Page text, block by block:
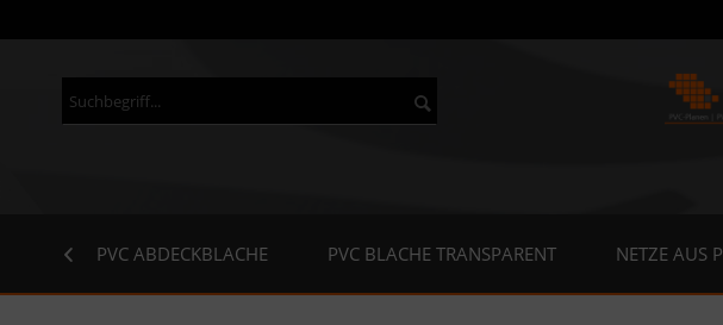
PVC ABDECKBLACHE PVC BLACHE TRANSPARENT NETZE AUS
